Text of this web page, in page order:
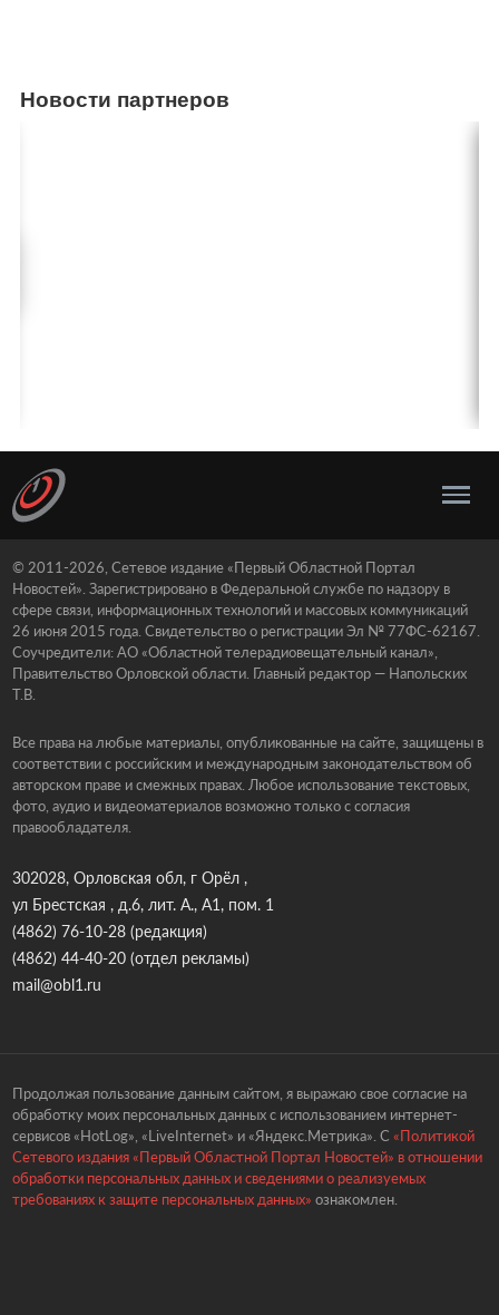
Новости партнеров
© 2011-2026, Сетевое издание «Первый Областной Портал
Новостей». Зарегистрировано в Федеральной службе по надзору в
сфере связи, информационных технологий и массовых коммуникаций
26 июня 2015 года. Свидетельство о регистрации Эл № 77ФС-62167.
Соучредители: АО «Областной телерадиовещательный канал»,
Правительство Орловской области. Главный редактор — Напольских
Т.В.
Все права на любые материалы, опубликованные на сайте, защищены в
соответствии с российским и международным законодательством об
авторском праве и смежных правах. Любое использование текстовых,
фото, аудио и видеоматериалов возможно только с согласия
правообладателя.
302028, Орловская обл, г Орёл ,
ул Брестская , д.6, лит. А., А1, пом. 1
(4862) 76-10-28(редакция)
(4862) 44-40-20(отдел рекламы)
mail@obl1.ru
Продолжая пользование данным сайтом, я выражаю свое согласие на
обработку моих персональных данных с использованием интернет-
сервисов «HotLog», «LiveInternet» и «Яндекс.Метрика». С «Политикой
Сетевого издания «Первый Областной Портал Новостей» в отношении
обработки персональных данных и сведениями о реализуемых
требованиях к защите персональных данных» ознакомлен.